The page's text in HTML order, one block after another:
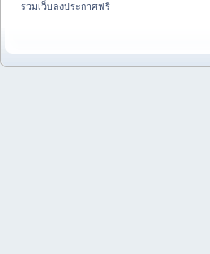
รวมเว็บลงประกาศฟรี